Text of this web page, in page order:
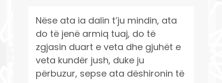
Nëse ata ia dalin t’ju mindin, ata
do të jenë armiq tuaj, do të
zgjasin duart e veta dhe gjuhët e
veta kundër jush, duke ju
përbuzur, sepse ata dëshironin të